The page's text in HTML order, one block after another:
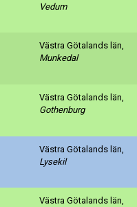
Vedum
Västra Götalands län,
Munkedal
Västra Götalands län,
Gothenburg
Västra Götalands län,
Lysekil
Västra Götalands län,